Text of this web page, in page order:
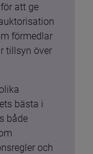
att ge
förmedlar
tillsyn över
bästa i
både
och